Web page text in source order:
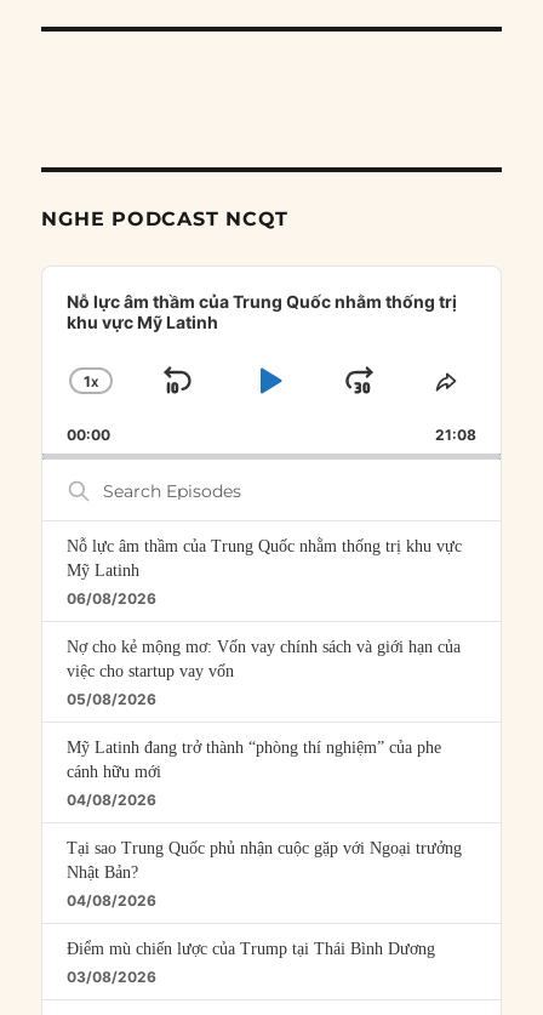
NGHE PODCAST NCQT
Audio
Player
Nỗ lực âm thầm của Trung Quốc nhằm thống trị
khu vực Mỹ Latinh
CHANGE
RATE
1X
SKIP
PLAYJUMP
FORWARD
SHARE
00:00 21:08
Search
Episodes
Nỗ lực âm thầm của Trung Quốc nhằm thống trị khu vực
Mỹ Latinh
06/08/2026
Nợ cho kẻ mộng mơ: Vốn vay chính sách và giới hạn của
việc cho startup vay vốn
05/08/2026
Mỹ Latinh đang trở thành “phòng thí nghiệm” của phe
cánh hữu mới
04/08/2026
Tại sao Trung Quốc phủ nhận cuộc gặp với Ngoại trưởng
Nhật Bản?
04/08/2026
Điểm mù chiến lược của Trump tại Thái Bình Dương
03/08/2026